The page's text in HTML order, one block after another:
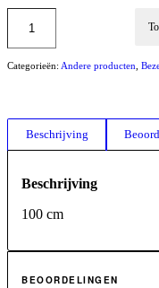
Categorieën: Andere producten
Beschrijving
Beschrijving
100 cm
BEOORDELINGEN